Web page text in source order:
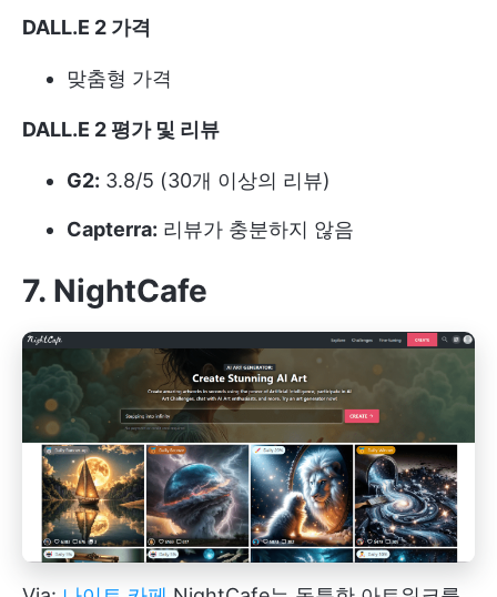
DALL.E 2 가격
맞춤형 가격
DALL.E 2 평가 및 리뷰
G2: 3.8/5 (30개 이상의 리뷰)
Capterra: 리뷰가 충분하지 않음
7. NightCafe